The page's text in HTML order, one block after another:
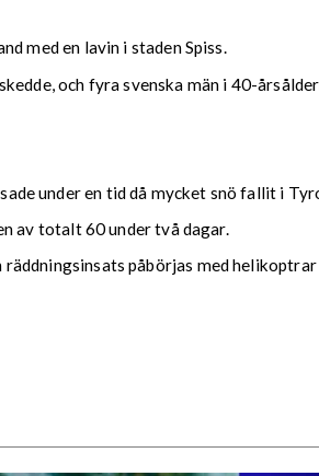
med en lavin i staden Spiss.
och fyra svenska män i 40-
under en tid då mycket snö fallit i
av totalt 60 under två dagar.
påbörjas med